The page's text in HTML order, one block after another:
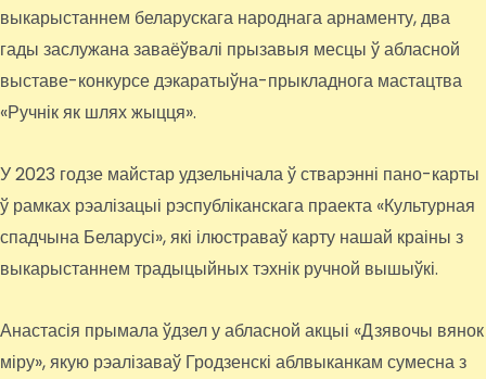
выкарыстаннем беларускага народнага арнаменту, два
гады заслужана заваёўвалі прызавыя месцы ў абласной
выставе-конкурсе дэкаратыўна-прыкладнога мастацтва
«Ручнік як шлях жыцця».
У 2023 годзе майстар удзельнічала ў стварэнні пано-карты
ў рамках рэалізацыі рэспубліканскага праекта «Культурная
спадчына Беларусі», які ілюстраваў карту нашай краіны з
выкарыстаннем традыцыйных тэхнік ручной вышыўкі.
Анастасія прымала ўдзел у абласной акцыі «Дзявочы вянок
міру», якую рэалізаваў Гродзенскі аблвыканкам сумесна з